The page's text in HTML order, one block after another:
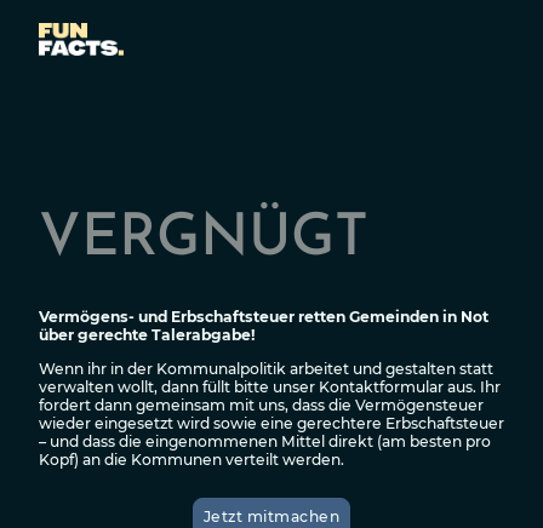
VERGNÜGT
Vermögens- und Erbschaftsteuer retten Gemeinden in Not
über gerechte Talerabgabe!
Wenn ihr in der Kommunalpolitik arbeitet und gestalten statt
verwalten wollt, dann füllt bitte unser Kontaktformular aus. Ihr
fordert dann gemeinsam mit uns, dass die Vermögensteuer
wieder eingesetzt wird sowie eine gerechtere Erbschaftsteuer
– und dass die eingenommenen Mittel direkt (am besten pro
Kopf) an die Kommunen verteilt werden.
Jetzt mitmachen